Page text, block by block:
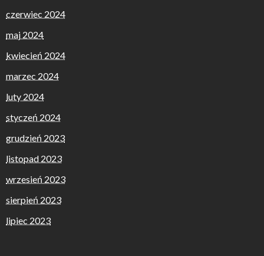
czerwiec 2024
maj 2024
kwiecień 2024
marzec 2024
luty 2024
styczeń 2024
grudzień 2023
listopad 2023
wrzesień 2023
sierpień 2023
lipiec 2023